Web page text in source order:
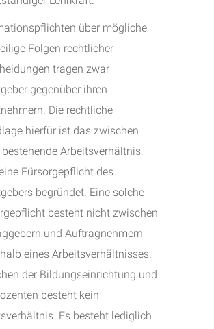
über mögliche
Folgen rechtlicher
tragen zwar
gegenüber ihren
Die rechtliche
hierfür ist das zwischen
Arbeitsverhältnis,
Fürsorgepflicht des
begründet. Eine solche
besteht nicht zwischen
und Auftragnehmern
eines Arbeitsverhältnisses.
der Bildungseinrichtung und
besteht kein
Es besteht lediglich